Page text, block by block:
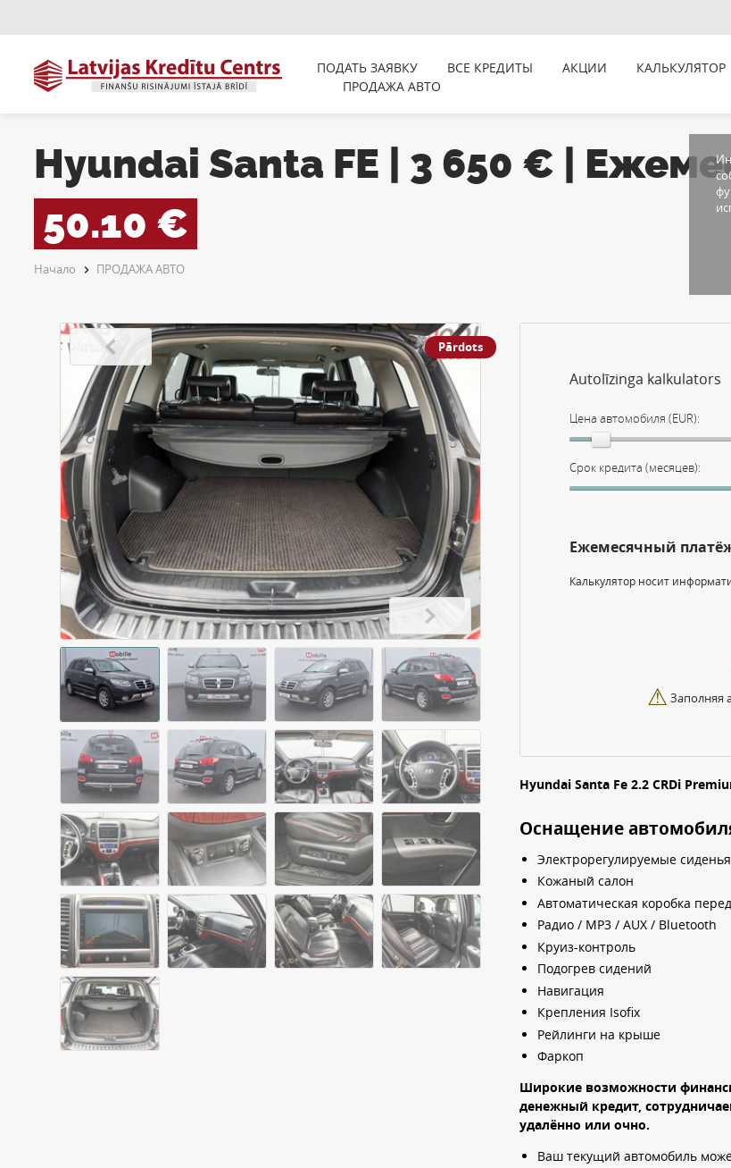
ПОДАТЬ ЗАЯВКУ ВСЕ КРЕДИТЫ АКЦИИ КАЛЬКУЛЯТОР
ПРОДАЖА АВТО
Hyundai Santa FE | 3 650 € |
50.10 €
Начало ПРОДАЖА АВТО
Pārdots
Autolīzinga kalkulators
Цена автомобиля (EUR):
Срок кредита (месяцев):
Ежемесячный
Калькулятор носит
⚠ Заполняя
Hyundai Santa Fe 2.2 CRDi
Оснащение
Электрорегулируемые
Кожаный салон
Автоматическая коробка
Радио / MP3 / AUX / Bluetooth
Круиз-контроль
Подогрев сидений
Навигация
Крепления Isofix
Рейлинги на крыше
Фаркоп
Широкие возможности
денежный кредит,
удалённо или очно.
Ваш текущий автомобиль